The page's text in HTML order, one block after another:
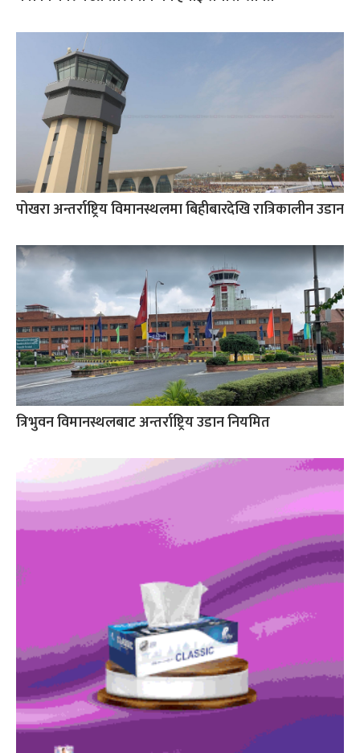
पोखरा अन्तर्राष्ट्रिय विमानस्थलमा बिहीबारदेखि रात्रिकालीन उडान
त्रिभुवन विमानस्थलबाट अन्तर्राष्ट्रिय उडान नियमित